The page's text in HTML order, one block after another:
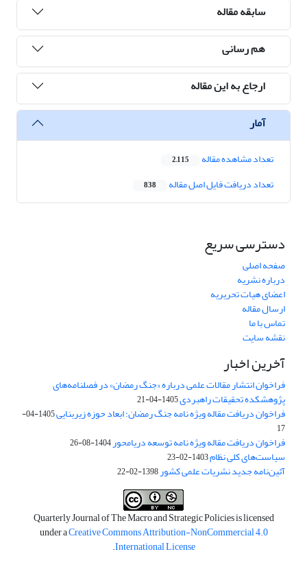
سابقه مقاله
هم رسانی
ارجاع به این مقاله
آمار
تعداد مشاهده مقاله 2,115
تعداد دریافت فایل اصل مقاله 838
دسترسی سریع
صفحه اصلی
درباره نشریه
اعضای هیات تحریریه
ارسال مقاله
تماس با ما
نقشه سایت
آخرین اخبار
فراخوان انتشار مقالات علمی درباره «جنگ رمضان» در فصلنامه‌های
پژوهشکده تحقیقات راهبردی1405-04-21
فراخوان دریافت مقاله ویژه نامه جنگ رمضان؛ ابعاد حوزه زیربنایی
1405-04-
17
فراخوان دریافت مقاله ویژه نامه توسعه دریامحور1404-08-26
سیاست‌های کلی نظام1403-02-23
آئین‌نامه جدید نشریات علمی کشور1398-02-22
Quarterly Journal of The Macro and Strategic Policies is licensed
under aCreative Commons Attribution-NonCommercial 4.0
International License
.